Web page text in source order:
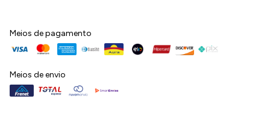
Meios de pagamento
Meios de envio